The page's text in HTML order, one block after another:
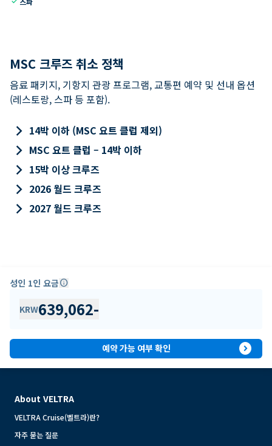
MSC 크루즈 취소 정책
음료 패키지, 기항지 관광 프로그램, 교통편 예약 및 선내 옵션
(레스토랑, 스파 등 포함).
keyboard_arrow_right 14박 이하 (MSC 요트 클럽 제외)
keyboard_arrow_right MSC 요트 클럽 – 14박 이하
keyboard_arrow_right 15박 이상 크루즈
keyboard_arrow_right 2026 월드 크루즈
keyboard_arrow_right 2027 월드 크루즈
성인 1인 요금info
KRW639,062-
예약 가능 여부 확인 expand_circle_right
About VELTRA
VELTRA Cruise(벨트라)란?
자주 묻는 질문